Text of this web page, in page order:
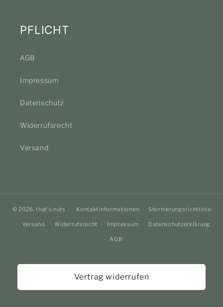
PFLICHT
AGB
Impressum
Datenschutz
Widerrufsrecht
Versand
© 2026,that's nuts Kontaktinformationen Stornierungsrichtlinie
Versand Widerrufsrecht Impressum Datenschutzerklärung
AGB
Vertrag widerrufen